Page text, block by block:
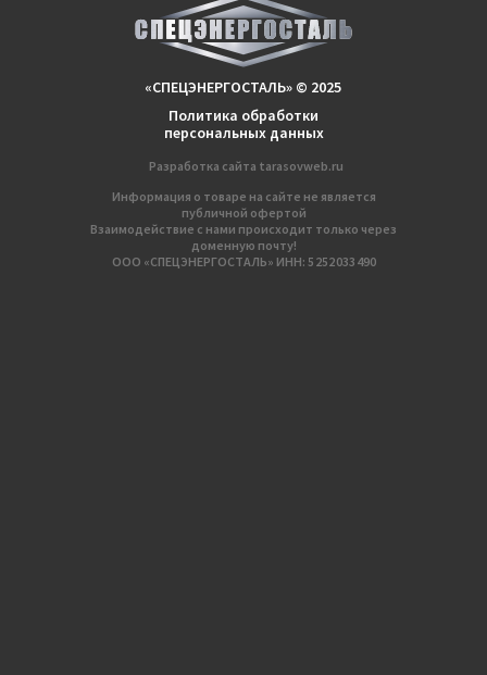
Информация о товаре на сайте не является
публичной офертой
Взаимодействие с нами происходит только через
доменную почту!
ООО «СПЕЦЭНЕРГОСТАЛЬ» ИНН: 5 252 033 490
Разработка сайтa tarasovweb.ru
Политика обработки
персональных данных
«СПЕЦЭНЕРГОСТАЛЬ» © 2025